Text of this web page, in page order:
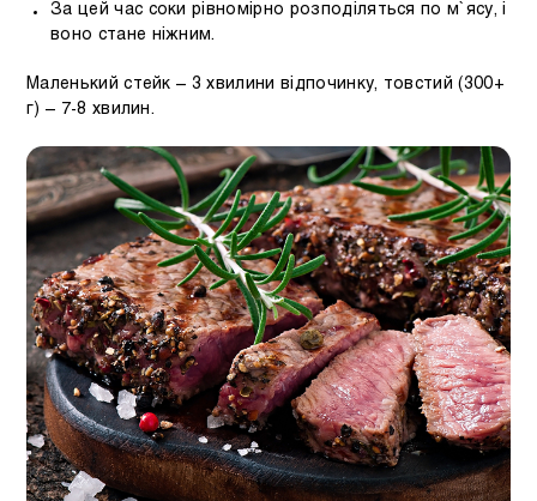
За цей час соки рівномірно розподіляться по м`ясу, і
воно стане ніжним.
Маленький стейк – 3 хвилини відпочинку, товстий (300+
г) – 7-8 хвилин.